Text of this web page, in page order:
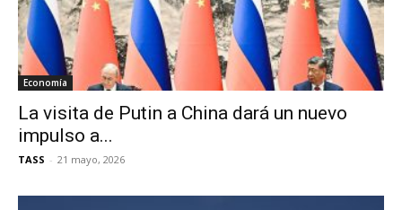
Economía
La visita de Putin a China dará un nuevo
impulso a...
TASS - 21 mayo, 2026